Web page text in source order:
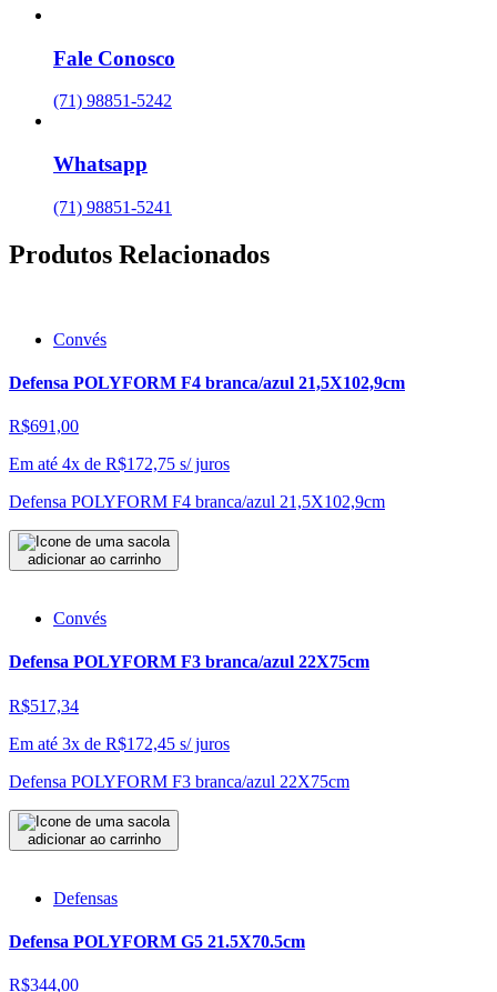
Fale Conosco
(71) 98851-5242
Whatsapp
(71) 98851-5241
Produtos Relacionados
Convés
Defensa POLYFORM F4 branca/azul 21,5X102,9cm
R$691,00
Em até 4x de R$172,75 s/ juros
Defensa POLYFORM F4 branca/azul 21,5X102,9cm
adicionar ao carrinho
Convés
Defensa POLYFORM F3 branca/azul 22X75cm
R$517,34
Em até 3x de R$172,45 s/ juros
Defensa POLYFORM F3 branca/azul 22X75cm
adicionar ao carrinho
Defensas
Defensa POLYFORM G5 21.5X70.5cm
R$344,00